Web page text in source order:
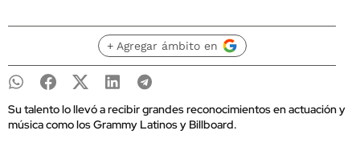
+ Agregar ámbito en
Su talento lo llevó a recibir grandes reconocimientos en actuación y
música como los Grammy Latinos y Billboard.